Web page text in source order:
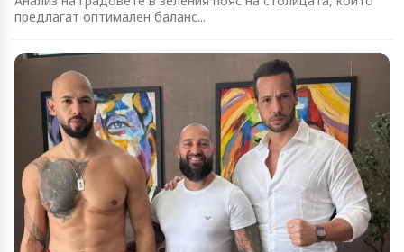
предлагат оптимален баланс...